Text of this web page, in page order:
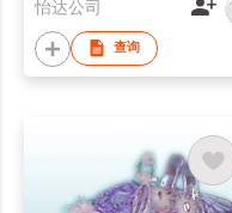
怡达公司
查询